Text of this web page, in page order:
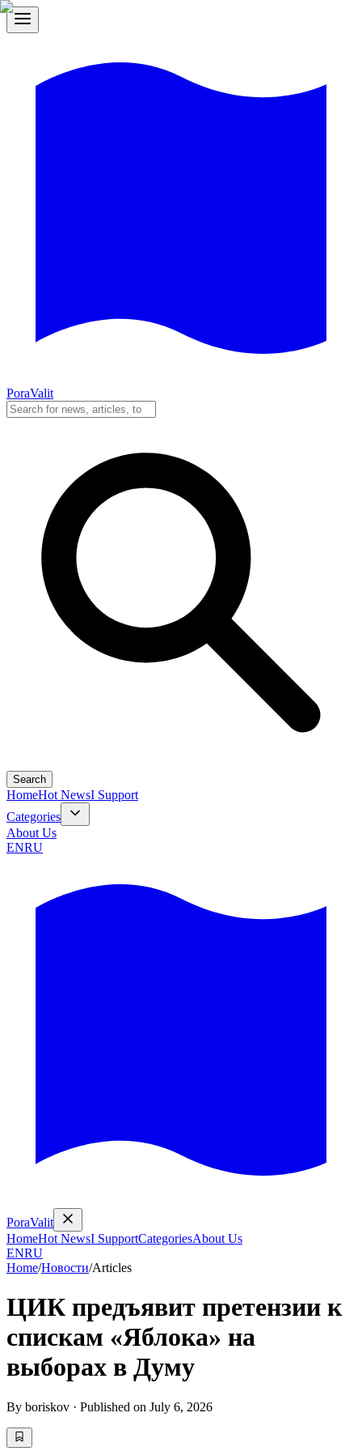
PoraValit
Search
HomeHot NewsI Support
Categories
About Us
ENRU
PoraValit
HomeHot NewsI SupportCategoriesAbout Us
ENRU
Home/Новости/Articles
ЦИК предъявит претензии к
спискам «Яблока» на
выборах в Думу
By boriskov · Published on July 6, 2026